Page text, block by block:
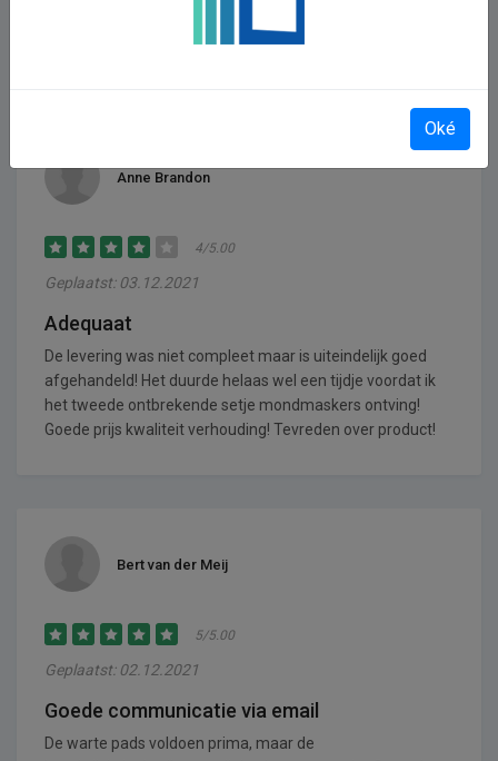
voor wat het kost. Voor dat geld zijn er wel mooiere.
Anne Brandon
4/5.00
Geplaatst: 03.12.2021
Adequaat
De levering was niet compleet maar is uiteindelijk goed
afgehandeld! Het duurde helaas wel een tijdje voordat ik
het tweede ontbrekende setje mondmaskers ontving!
Goede prijs kwaliteit verhouding! Tevreden over product!
Bert van der Meij
5/5.00
Geplaatst: 02.12.2021
Goede communicatie via email
De warte pads voldoen prima, maar de
Oké